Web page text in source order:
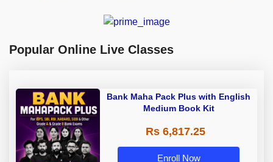
Popular Online Live Classes
Bank Maha Pack Plus with English
Medium Book Kit
Rs 6,817.25
Enroll Now